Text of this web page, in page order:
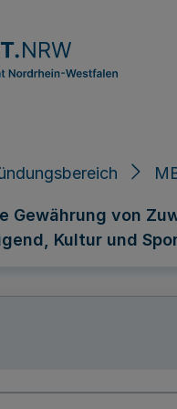
Gewährung von
Kultur und